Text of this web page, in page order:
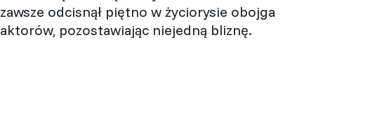
zawsze odcisnął piętno w życiorysie obojga
aktorów, pozostawiając niejedną bliznę.